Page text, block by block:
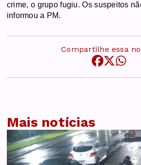
crime, o grupo fugiu. Os suspeitos
informou a PM.
Compartilhe essa
Mais notícias